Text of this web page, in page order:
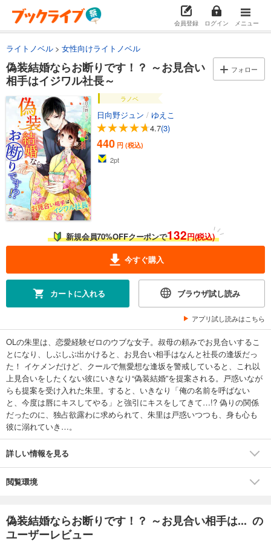
会員登録 ログイン メニュー
ライトノベル 女性向けライトノベル
偽装結婚ならお断りです！？ ～お見合い
相手はイジワル社長～
フォロー
ラノベ
日向野ジュン / ゆえこ
4.7(3)
440 円 (税込)
2pt
新規会員70%OFFクーポンで132円(税込)
今すぐ購入
カートに入れる ブラウザ試し読み
アプリ試し読みはこちら
OLの朱里は、恋愛経験ゼロのウブな女子。叔母の頼みでお見合いするこ
とになり、しぶしぶ出かけると、お見合い相手はなんと社長の逢坂だっ
た！ イケメンだけど、クールで無愛想な逢坂を警戒していると、これ以
上見合いをしたくない彼にいきなり“偽装結婚”を提案される。戸惑いなが
らも提案を受け入れた朱里。すると、いきなり「俺の名前を呼ばない
と、今度は唇にキスしてやる」と強引にキスをしてきて…!? 偽りの関係
だったのに、独占欲露わに求められて、朱里は戸惑いつつも、身も心も
彼に溺れていき…。
詳しい情報を見る
閲覧環境
偽装結婚ならお断りです！？ ～お見合い相手は... の
ユーザーレビュー